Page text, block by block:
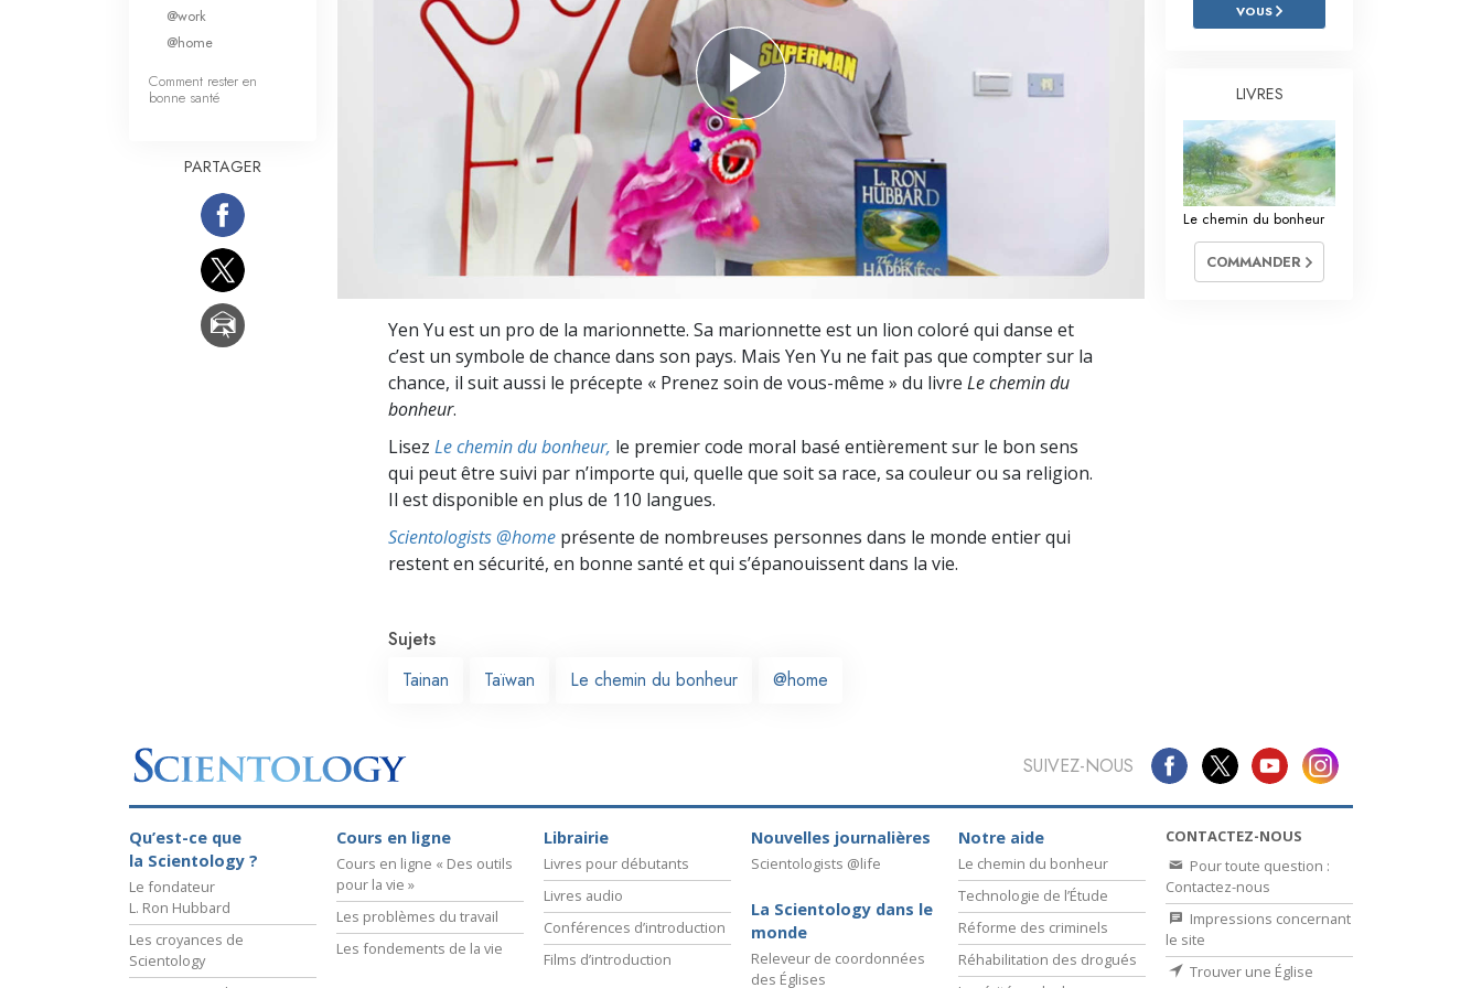
Qu’est-ce que la grandeur ? L’échelle des tons émotionnels
Des outils pour le monde du travail
L’éthique et les conditions
La raison de l’oppression
Les investigations
Les fondements des relations publiques
Yen Yu est un pro de la marionnette. Sa marionnette est un lion coloré qui danse et
c’est un symbole de chance dans son pays. Mais Yen Yu ne fait pas que compter sur la
chance, il suit aussi le précepte « Prenez soin de vous-même » du livre Le chemin du
bonheur.
Lisez Le chemin du bonheur, le premier code moral basé entièrement sur le bon sens
qui peut être suivi par n’importe qui, quelle que soit sa race, sa couleur ou sa religion.
Il est disponible en plus de 110 langues.
Scientologists @home présente de nombreuses personnes dans le monde entier qui
restent en sécurité, en bonne santé et qui s’épanouissent dans la vie.
Sujets
Tainan
Taïwan Le chemin du bonheur @home
@work
@home
Comment rester en
bonne santé
PARTAGER
VOUS
LIVRES
Le chemin du bonheur
COMMANDER
SUIVEZ-NOUS
Qu’est-ce que
la Scientology ?
Le fondateur
L. Ron Hubbard
Les croyances de
Scientology
Cours en ligne
Cours en ligne « Des outils
pour la vie »
Les problèmes du travail
Les fondements de la vie
Librairie
Livres pour débutants
Livres audio
Conférences d’introduction
Films d’introduction
Nouvelles journalières
Scientologists @life
La Scientology dans le
monde
Releveur de coordonnées
des Églises
Notre aide
Le chemin du bonheur
Technologie de l’Étude
Réforme des criminels
Réhabilitation des drogués
CONTACTEZ-NOUS
Pour toute question :
Contactez-nous
Impressions concernant
le site
Trouver une Église